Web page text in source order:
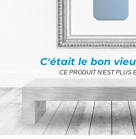
C'était le bon
CE PRODUIT N'EST PLUS